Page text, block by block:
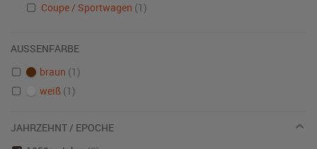
Coupe / Sportwagen (1)
AUSSENFARBE
braun (1)
weiß (1)
JAHRZEHNT / EPOCHE